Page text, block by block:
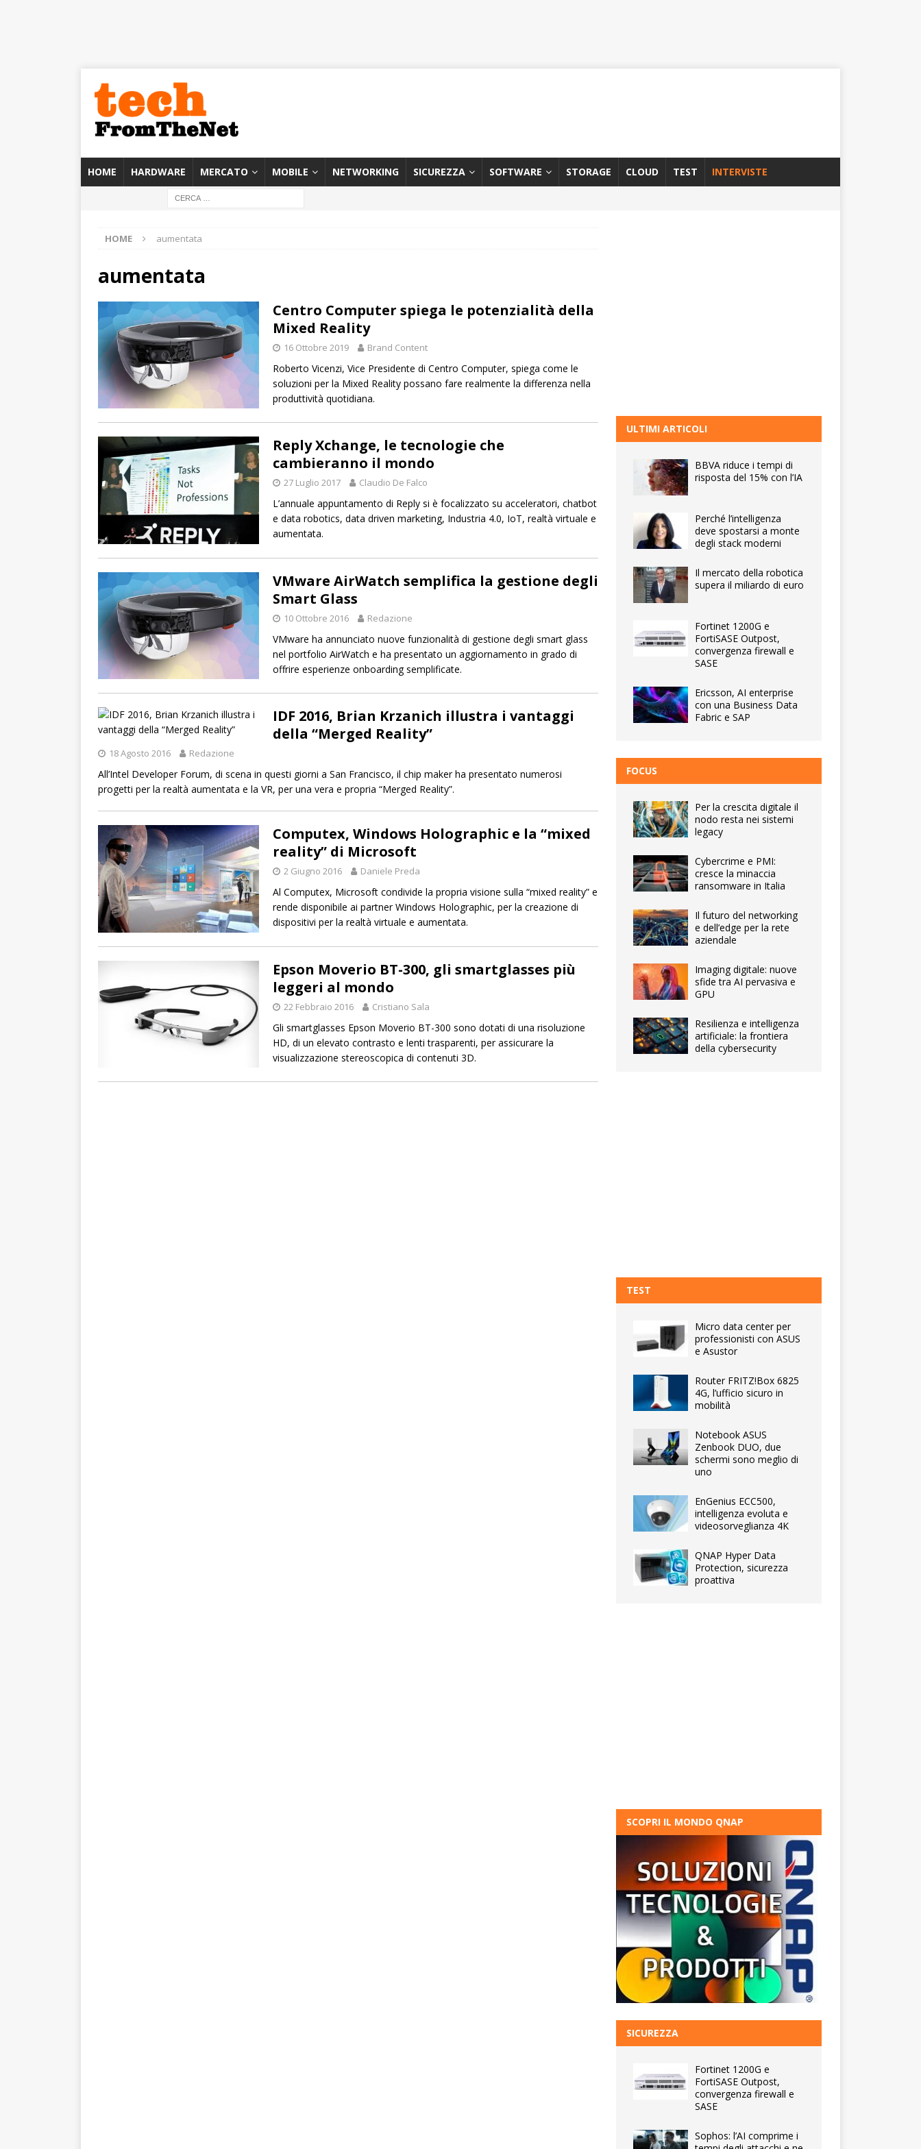
HOME HARDWARE MERCATO MOBILE NETWORKING SICUREZZA SOFTWARE STORAGE CLOUD TEST INTERVISTE
HOME aumentata
aumentata
Centro Computer spiega le potenzialità della
Mixed Reality
16 Ottobre 2019 Brand Content
Roberto Vicenzi, Vice Presidente di Centro Computer, spiega come le
soluzioni per la Mixed Reality possano fare realmente la differenza nella
produttività quotidiana.
Reply Xchange, le tecnologie che
cambieranno il mondo
27 Luglio 2017 Claudio De Falco
L’annuale appuntamento di Reply si è focalizzato su acceleratori, chatbot
e data robotics, data driven marketing, Industria 4.0, IoT, realtà virtuale e
aumentata.
VMware AirWatch semplifica la gestione degli
Smart Glass
10 Ottobre 2016 Redazione
VMware ha annunciato nuove funzionalità di gestione degli smart glass
nel portfolio AirWatch e ha presentato un aggiornamento in grado di
offrire esperienze onboarding semplificate.
IDF 2016, Brian Krzanich illustra i vantaggi
della “Merged Reality”
18 Agosto 2016 Redazione
All’Intel Developer Forum, di scena in questi giorni a San Francisco, il chip maker ha presentato numerosi
progetti per la realtà aumentata e la VR, per una vera e propria “Merged Reality”.
Computex, Windows Holographic e la “mixed
reality” di Microsoft
2 Giugno 2016 Daniele Preda
Al Computex, Microsoft condivide la propria visione sulla “mixed reality” e
rende disponibile ai partner Windows Holographic, per la creazione di
dispositivi per la realtà virtuale e aumentata.
Epson Moverio BT-300, gli smartglasses più
leggeri al mondo
22 Febbraio 2016 Cristiano Sala
Gli smartglasses Epson Moverio BT-300 sono dotati di una risoluzione
HD, di un elevato contrasto e lenti trasparenti, per assicurare la
visualizzazione stereoscopica di contenuti 3D.
ULTIMI ARTICOLI
BBVA riduce i tempi di
risposta del 15% con l’IA
Perché l’intelligenza
deve spostarsi a monte
degli stack moderni
Il mercato della robotica
supera il miliardo di euro
Fortinet 1200G e
FortiSASE Outpost,
convergenza firewall e
SASE
Ericsson, AI enterprise
con una Business Data
Fabric e SAP
FOCUS
Per la crescita digitale il
nodo resta nei sistemi
legacy
Cybercrime e PMI:
cresce la minaccia
ransomware in Italia
Il futuro del networking
e dell’edge per la rete
aziendale
Imaging digitale: nuove
sfide tra AI pervasiva e
GPU
Resilienza e intelligenza
artificiale: la frontiera
della cybersecurity
TEST
Micro data center per
professionisti con ASUS
e Asustor
Router FRITZ!Box 6825
4G, l’ufficio sicuro in
mobilità
Notebook ASUS
Zenbook DUO, due
schermi sono meglio di
uno
EnGenius ECC500,
intelligenza evoluta e
videosorveglianza 4K
QNAP Hyper Data
Protection, sicurezza
proattiva
SCOPRI IL MONDO QNAP
SICUREZZA
Fortinet 1200G e
FortiSASE Outpost,
convergenza firewall e
SASE
Sophos: l’AI comprime i